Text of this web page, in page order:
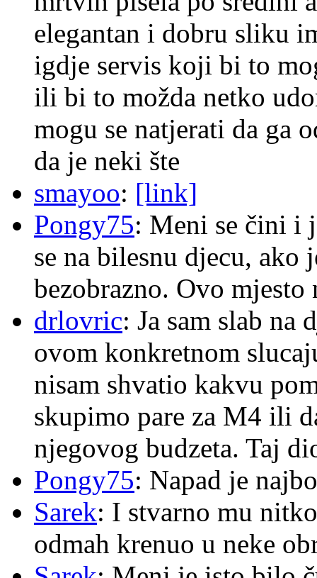
elegantan i dobru sliku
igdje servis koji bi to
ili bi to možda netko
mogu se natjerati da ga
da je neki šte
smayoo: [link]
Pongy75: Meni se čini i
se na bilesnu djecu, ako
bezobrazno. Ovo
drlovric: Ja sam slab na
ovom konkretnom
nisam shvatio kakvu
skupimo pare za M4 ili
njegovog budzeta. Taj
Pongy75: Napad je
Sarek: I stvarno mu
odmah krenuo u neke